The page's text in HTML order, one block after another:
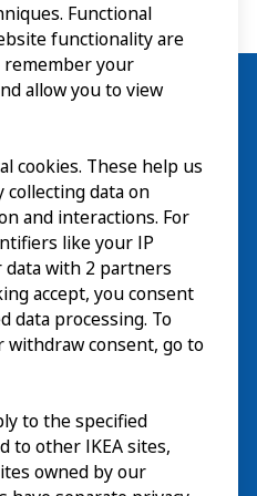
Functional
functionality are
remember your
allow you to view
cookies. These help us
data on
and interactions. For
like your IP
data with 2 partners
accept, you consent
data processing. To
withdraw consent, go to
to the specified
to other IKEA sites,
owned by our